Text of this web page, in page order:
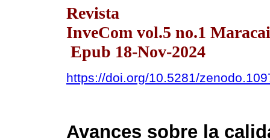
Revista
InveCom vol.5 no.1
Epub 18-Nov-2024
https://doi.org/10.5281/
Avances sobre la